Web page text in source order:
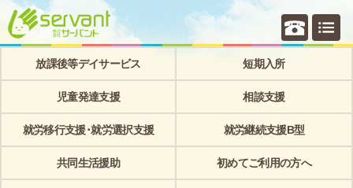
個別相
放課後等デイサービス 短期入所
児童発達支援 相談支援
就労移行支援･就労選択支援 就労継続支援B型
共同生活援助 初めてご利用の方へ